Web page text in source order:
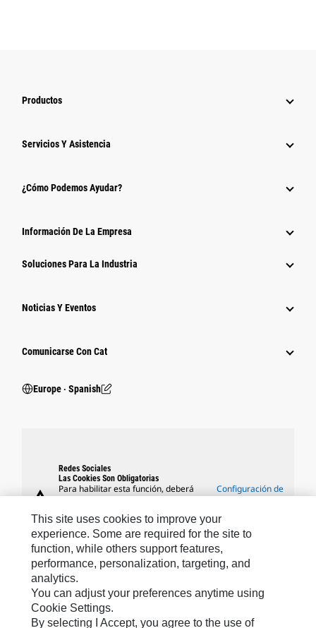
Productos
Servicios Y Asistencia
¿Cómo Podemos Ayudar?
Información De La Empresa
Soluciones Para La Industria
Noticias Y Eventos
Comunicarse Con Cat
Europe ‧ Spanish
warning
Redes Sociales
Las Cookies Son Obligatorias
Para habilitar esta función, deberá
aceptar el uso de las cookies de
rendimiento.
Configuración de
Marcas De Caterpillar
This site uses cookies to improve your
experience. Some are required for the site to
function, while others support features,
performance, personalization, targeting, and
analytics.
You can adjust your preferences anytime using
Cookie Settings.
By selecting I Accept, you agree to the use of